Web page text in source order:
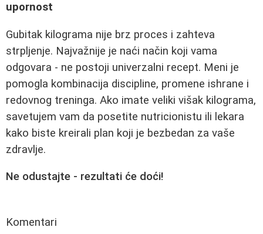
upornost
Gubitak kilograma nije brz proces i zahteva
strpljenje. Najvažnije je naći način koji vama
odgovara - ne postoji univerzalni recept. Meni je
pomogla kombinacija discipline, promene ishrane i
redovnog treninga. Ako imate veliki višak kilograma,
savetujem vam da posetite nutricionistu ili lekara
kako biste kreirali plan koji je bezbedan za vaše
zdravlje.
Ne odustajte - rezultati će doći!
Komentari